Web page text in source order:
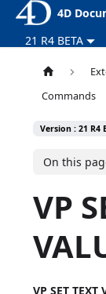
4D
21 R4 BETA
Commands
Version : 21 R4
On this
VP
VP SET TEXT